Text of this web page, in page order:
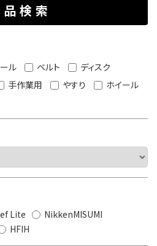
検索
ル ベルト
ディスク
手作業用 やすり
ホイール
Lite
NikkenMISUMI
HFIH